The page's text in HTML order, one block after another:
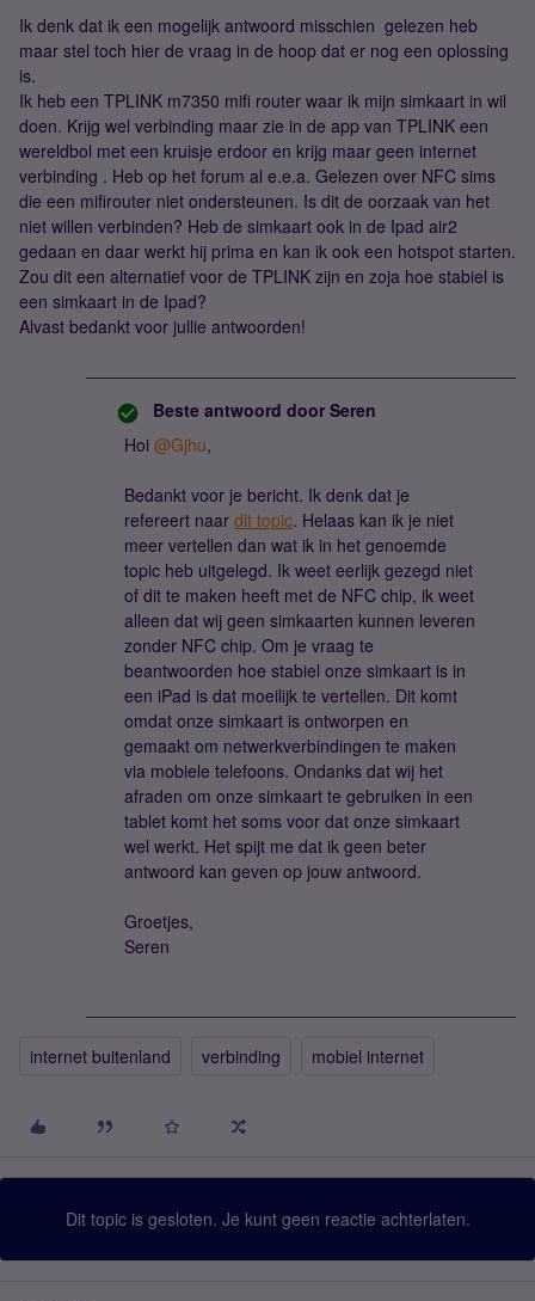
Ik denk dat ik een mogelijk antwoord misschien gelezen heb
maar stel toch hier de vraag in de hoop dat er nog een oplossing
is.
Ik heb een TPLINK m7350 mifi router waar ik mijn simkaart in wil
doen. Krijg wel verbinding maar zie in de app van TPLINK een
wereldbol met een kruisje erdoor en krijg maar geen internet
verbinding . Heb op het forum al e.e.a. Gelezen over NFC sims
die een mifirouter niet ondersteunen. Is dit de oorzaak van het
niet willen verbinden? Heb de simkaart ook in de Ipad air2
gedaan en daar werkt hij prima en kan ik ook een hotspot starten.
Zou dit een alternatief voor de TPLINK zijn en zoja hoe stabiel is
een simkaart in de Ipad?
Alvast bedankt voor jullie antwoorden!
Beste antwoord door Seren
Hoi @Gjhu,
Bedankt voor je bericht. Ik denk dat je
refereert naar dit topic. Helaas kan ik je niet
meer vertellen dan wat ik in het genoemde
topic heb uitgelegd. Ik weet eerlijk gezegd niet
of dit te maken heeft met de NFC chip, ik weet
alleen dat wij geen simkaarten kunnen leveren
zonder NFC chip. Om je vraag te
beantwoorden hoe stabiel onze simkaart is in
een iPad is dat moeilijk te vertellen. Dit komt
omdat onze simkaart is ontworpen en
gemaakt om netwerkverbindingen te maken
via mobiele telefoons. Ondanks dat wij het
afraden om onze simkaart te gebruiken in een
tablet komt het soms voor dat onze simkaart
wel werkt. Het spijt me dat ik geen beter
antwoord kan geven op jouw antwoord.
Groetjes,
Seren
internet buitenland verbinding mobiel internet
Dit topic is gesloten. Je kunt geen reactie achterlaten.